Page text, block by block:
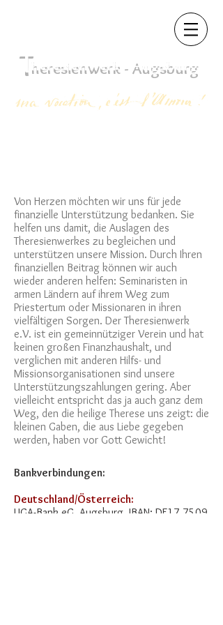
Theresienwerk - Augsburg
Von Herzen möchten wir uns für jede
finanzielle Unterstützung bedanken. Sie
helfen uns damit, die Auslagen des
Theresienwerkes zu begleichen und
unterstützen unsere Mission. Durch Ihren
finanziellen Beitrag können wir auch
wieder anderen helfen: Seminaristen in
armen Ländern auf ihrem Weg zum
Priestertum oder Missionaren in ihren
vielfältigen Sorgen. Der Theresienwerk
e.V. ist ein gemeinnütziger Verein und hat
keinen großen Finanzhaushalt, und
verglichen mit anderen Hilfs- und
Missionsorganisationen sind unsere
Unterstützungszahlungen gering. Aber
vielleicht entspricht das ja auch ganz dem
Weg, den die heilige Therese uns zeigt: die
kleinen Gaben, die aus Liebe gegeben
werden, haben vor Gott Gewicht!
Bankverbindungen:
Deutschland/Österreich:
LIGA-Bank eG, Augsburg, IBAN: DE17 7509